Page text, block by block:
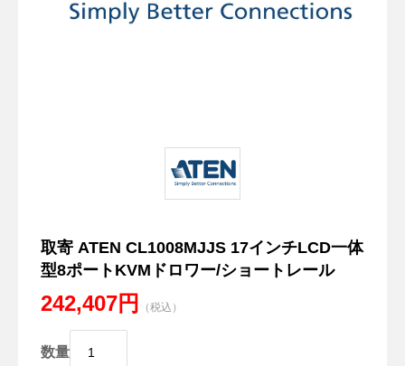
取寄 ATEN CL1008MJJS 17インチLCD一体
型8ポートKVMドロワー/ショートレール
242,407円 （税込）
数量